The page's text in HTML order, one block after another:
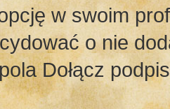
w swoim
o nie
Dołącz